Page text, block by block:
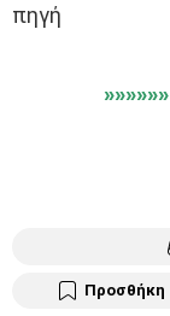
πηγή
»»»»»»
Προσθήκη